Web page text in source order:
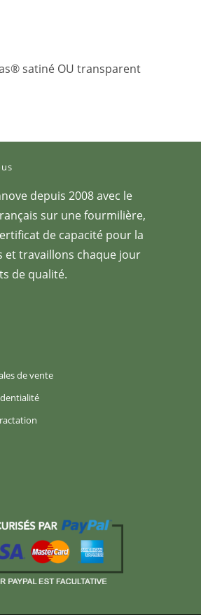
satiné OU transparent
depuis 2008 avec le
sur une fourmilière,
de capacité pour la
et travaillons chaque jour
de qualité.
de venteS’ouvre
S’ouvre